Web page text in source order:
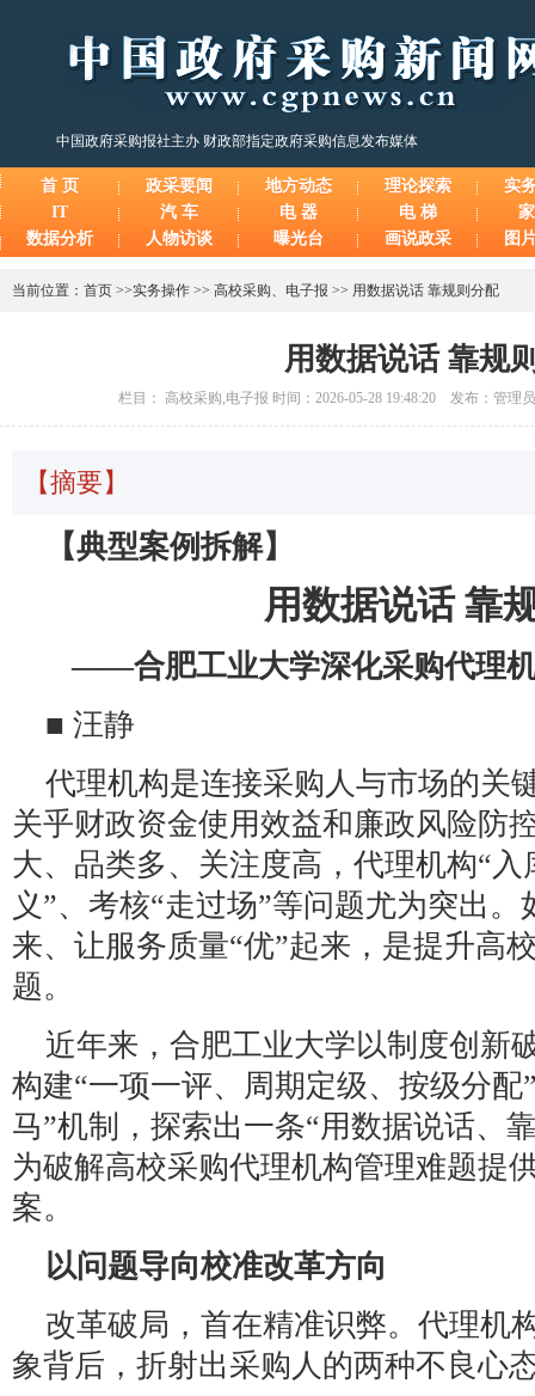
中国政府采购报社主办 财政部指定政府采购信息发布媒体
首 页 政采要闻 地方动态 理论探索
实
IT
汽 车 电 器 电 梯
数据分析
人物访谈 曝光台 画说政采 图
当前位置： 首页 >>实务操作 >> 高校采购、 电子报 >> 用数据说话 靠规则分配
用数据说话 靠规
栏目： 高校采购,电子报 时间：2026-05-28 19:48:20 发布：管理
【摘要】
【典型案例拆解】
用数据说话 靠
——合肥工业大学深化采购代理
■ 汪静
代理机构是连接采购人与市场的关
关乎财政资金使用效益和廉政风险防
大、品类多、关注度高，代理机构“
义”、考核“走过场”等问题尤为突出
来、让服务质量“优”起来，是提升高
题。
近年来，合肥工业大学以制度创新
构建“一项一评、周期定级、按级分配
马”机制，探索出一条“用数据说话、
为破解高校采购代理机构管理难题提
案。
以问题导向校准改革方向
改革破局，首在精准识弊。代理机
象背后，折射出采购人的两种不良心